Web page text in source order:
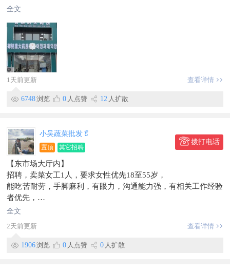
入职有人带！
1、性格开朗，学习能力强，具有亲和力，工作态度积极。
2、年龄25-58岁、自我驱动；有相关行业销售经验年龄可放宽至
60岁。
3、形象端正，具有团队协作精神。
4、语言流利
工作时间：早8:00-晚5:00，月休息4天
薪资待遇：无责底2800+阶梯提成5%-7%＋奖金+补助+五险一
缴纳五险一金，中午提供午餐，外地人员可包食、宿
提供多种带薪培训，全程老带新！（包括入职培训、管理培训等
专业培训），让大家快速成长，提高自己！
地址：—靖和街大正综合楼御铭斋大药房—
咨询电话：白女士131****5509
信息有效期到2026/09/29
全文
1天前更新 查看详情
6748浏览 0 人点赞 12 人扩散
小吴蔬菜批发🥬
置顶 其它招聘
拨打电话
【东市场大厅内】
招聘，卖菜女工1人，要求女性优先18至55岁，
能吃苦耐劳，手脚麻利，有眼力，沟通能力强，有相关工作经验
者优先，
工资4500到5000到月就开支，
工作地点东市场
信息有效期到2026/09/14
全文
2天前更新
查看详情
1906浏览 0 人点赞 0 人扩散